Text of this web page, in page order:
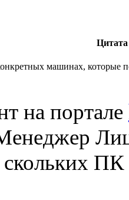
Цитата
машинах, которые
на портале